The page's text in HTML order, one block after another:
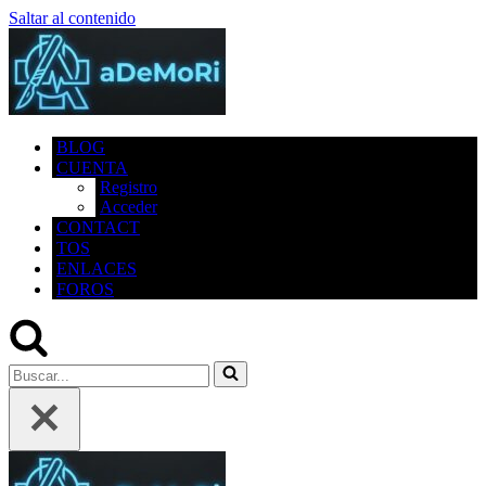
Saltar al contenido
BLOG
CUENTA
Registro
Acceder
CONTACT
TOS
ENLACES
FOROS
Buscar...